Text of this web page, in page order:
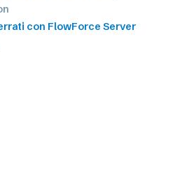
con FlowForce Server